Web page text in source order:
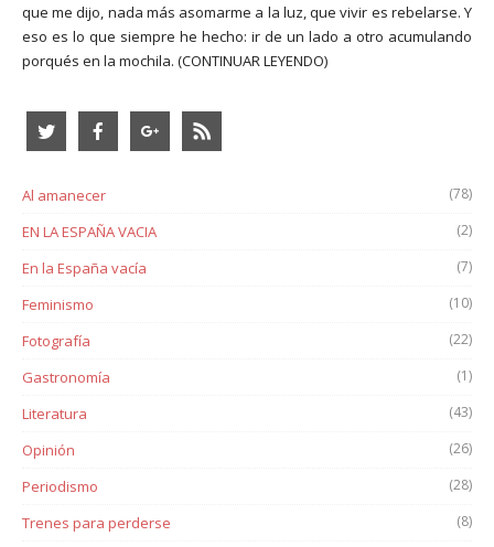
que me dijo, nada más asomarme a la luz, que vivir es rebelarse. Y
eso es lo que siempre he hecho: ir de un lado a otro acumulando
porqués en la mochila. (CONTINUAR LEYENDO)
Al amanecer (78)
EN LA ESPAÑA VACIA (2)
En la España vacía (7)
Feminismo (10)
Fotografía (22)
Gastronomía (1)
Literatura (43)
Opinión (26)
Periodismo (28)
Trenes para perderse (8)